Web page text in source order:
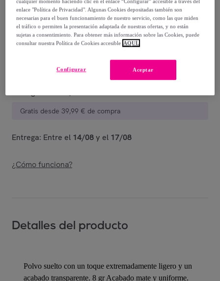
Vendido porPostquam Cosmetic
Entrega
Gratis desde 39,99 € de compra
Entrega: Entre el 14/08y el 17/08
¿Cómo funciona?
Detalles del producto
Polvo suelto con un toque extremadamente ligero y un
acabado transparente. 8 gr Acabado mate y uniforme.
cualquier momento haciendo clic en el enlace “Configurar” accesible a través del
enlace "Política de Privacidad". Algunas Cookies depositadas también son
necesarias para el buen funcionamiento de nuestro servicio, como las que miden
el tráfico o permiten la presentación adaptada de nuestras ofertas, y no están
sujetas a consentimiento. Para obtener más información sobre las Cookies, puede
consultar nuestra Política de Cookies accesible AQUÍ.
Aceptar
Configurar